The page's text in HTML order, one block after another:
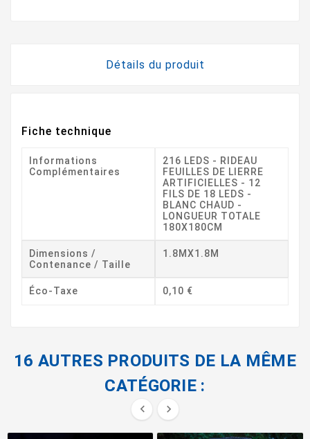
Détails du produit
Fiche technique
Informations
Complémentaires
216 LEDS - RIDEAU
FEUILLES DE LIERRE
ARTIFICIELLES - 12
FILS DE 18 LEDS -
BLANC CHAUD -
LONGUEUR TOTALE
180X180CM
Dimensions /
Contenance / Taille
1.8MX1.8M
Éco-Taxe 0,10 €
16 AUTRES PRODUITS DE LA MÊME
CATÉGORIE :
 